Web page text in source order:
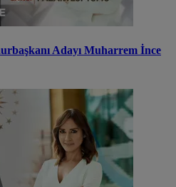
Adayı Muharrem İnce